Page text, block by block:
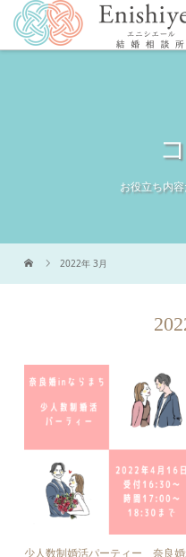
お役立ち内
2022年 3月
少人数制婚活パーティー 奈良